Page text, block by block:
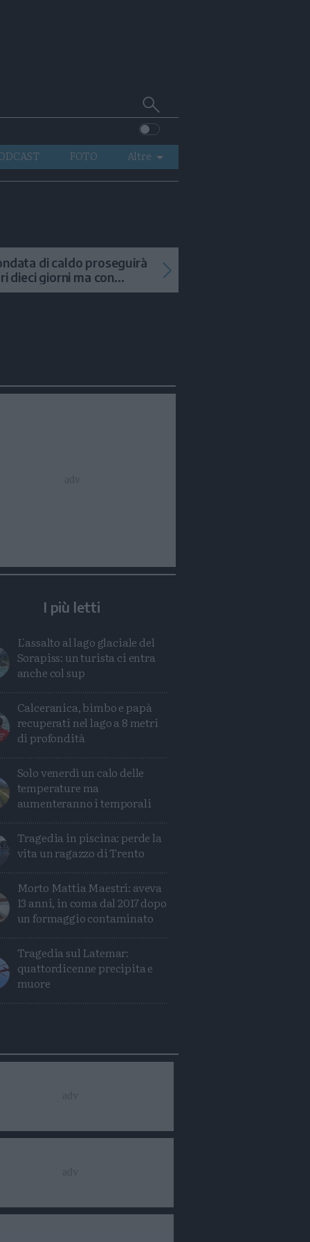
Cerca
su
Trentino
FOTO
Altre
VIDEO
di caldo proseguirà
dieci giorni ma con
I più letti
L'assalto al lago glaciale del
Sorapiss: un turista ci entra
anche col sup
Calceranica, bimbo e papà
recuperati nel lago a 8 metri
di profondità
Solo venerdì un calo delle
temperature ma
aumenteranno i temporali
Tragedia in piscina: perde la
vita un ragazzo di Trento
Morto Mattia Maestri: aveva
13 anni, in coma dal 2017 dopo
un formaggio contaminato
Tragedia sul Latemar:
quattordicenne precipita e
muore